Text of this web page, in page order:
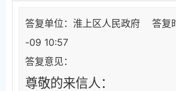
答复单位：淮上区人民政府 答复
-09 10:57
答复意见：
尊敬的来信人：